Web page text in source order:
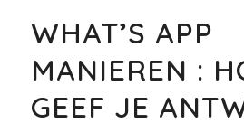
WHAT’S APP
MANIEREN :
GEEF JE